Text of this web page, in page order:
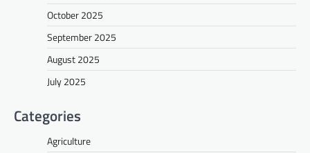
October 2025
September 2025
August 2025
July 2025
Categories
Agriculture